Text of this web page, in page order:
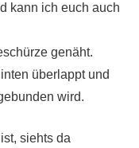
kann ich euch auch
genäht.
überlappt und
wird.
siehts da